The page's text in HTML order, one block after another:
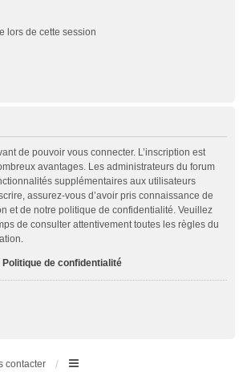
lors de cette session
de pouvoir vous connecter. L’inscription est
avantages. Les administrateurs du forum
supplémentaires aux utilisateurs
assurez-vous d’avoir pris connaissance de
et de notre politique de confidentialité. Veuillez
de consulter attentivement toutes les règles du
Politique de confidentialité
contacter